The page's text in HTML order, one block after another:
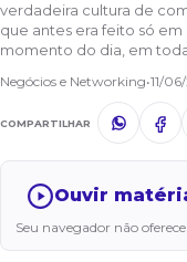
verdadeira cultura de
que antes era feito só
momento do dia, em
Negócios e Networking•11/
COMPARTILHAR
Ouvir
Seu navegador não